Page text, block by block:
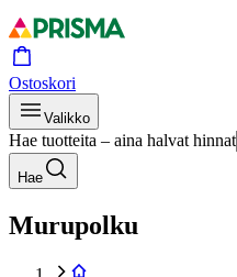
Ostoskori
Valikko
Hae tuotteita – aina halvat hinnat
Hae
Murupolku